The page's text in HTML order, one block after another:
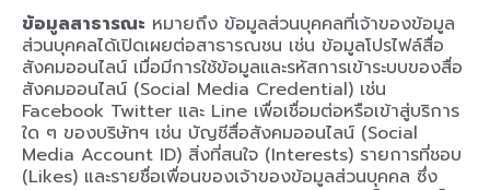
ข้อมูลสาธารณะ หมายถึง ข้อมูลส่วนบุคคลที่เจ้าของข้อมูล
ส่วนบุคคลได้เปิดเผยต่อสาธารณชน เช่น ข้อมูลโปรไฟล์สื่อ
สังคมออนไลน์ เมื่อมีการใช้ข้อมูลและรหัสการเข้าระบบของสื่อ
สังคมออนไลน์ (Social Media Credential) เช่น
Facebook Twitter และ Line เพื่อเชื่อมต่อหรือเข้าสู่บริการ
ใด ๆ ของบริษัทฯ เช่น บัญชีสื่อสังคมออนไลน์ (Social
Media Account ID) สิ่งที่สนใจ (Interests) รายการที่ชอบ
(Likes) และรายชื่อเพื่อนของเจ้าของข้อมูลส่วนบุคคล ซึ่ง